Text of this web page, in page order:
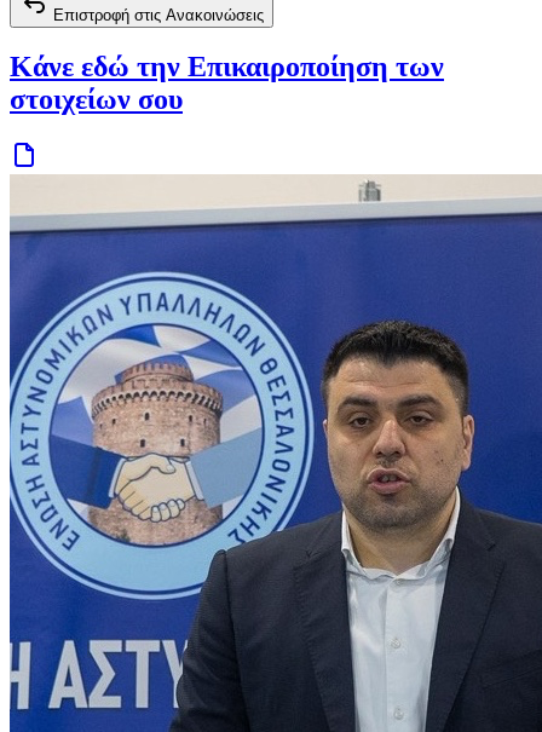
Επιστροφή στις Ανακοινώσεις
Κάνε εδώ την Επικαιροποίηση των
στοιχείων σου